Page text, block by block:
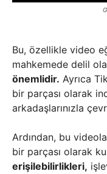
Bu, özellikle video
mahkemede delil
önemlidir. Ayrıca
bir parçası olarak
arkadaşlarınızla
Ardından, bu
bir parçası olarak
erişilebilirlikleri,